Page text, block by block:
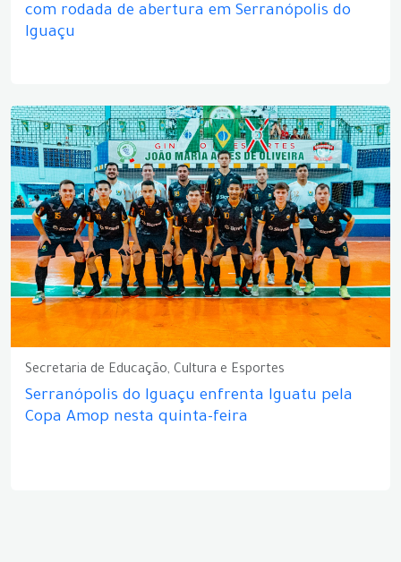
com rodada de abertura em Serranópolis do
Iguaçu
Secretaria de Educação, Cultura e Esportes
Serranópolis do Iguaçu enfrenta Iguatu pela
Copa Amop nesta quinta-feira